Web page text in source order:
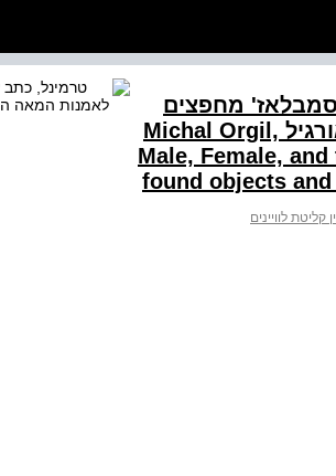
גבר, אישה והשכנה ממול, ,2018 אסמבלאז' מחפצים
מצויים ומצעצועים, מידות משתנות, צילום: יוסי אורגיל Michal Orgil,
Male, Female,
found objects
קליטת לוויינים